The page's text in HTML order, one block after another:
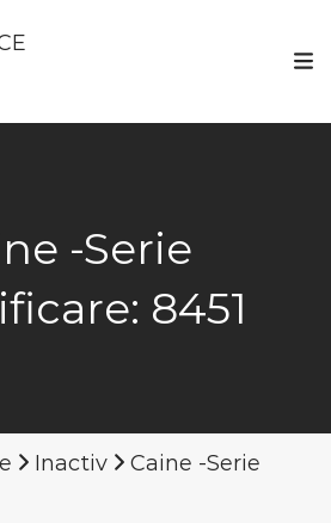
-Serie
8451
Inactiv
Caine -Serie